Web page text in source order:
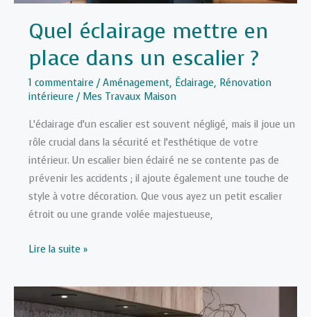
Quel éclairage mettre en
place dans un escalier ?
1 commentaire /Aménagement, Éclairage, Rénovation
intérieure / Mes Travaux Maison
L’éclairage d’un escalier est souvent négligé, mais il joue un
rôle crucial dans la sécurité et l’esthétique de votre
intérieur. Un escalier bien éclairé ne se contente pas de
prévenir les accidents ; il ajoute également une touche de
style à votre décoration. Que vous ayez un petit escalier
étroit ou une grande volée majestueuse,
Quel
mettre
en
Lire la suite »